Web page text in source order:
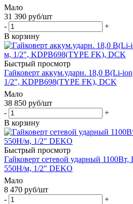
Мало
31 390 руб/шт
-
+
В корзину
Быстрый просмотр
Гайковерт аккум.ударн. 18,0 В(Li-
1/2", KDPB698(TYPE FK), DCK
Мало
38 850 руб/шт
-
+
В корзину
Быстрый просмотр
Гайковерт сетевой ударный
550Н/м, 1/2" DEKO
Мало
8 470 руб/шт
-
+